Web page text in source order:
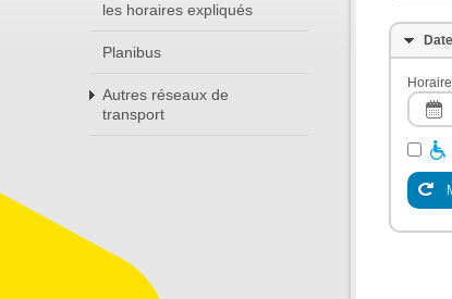
les horaires expliqués
Planibus
Autres réseaux de
transport